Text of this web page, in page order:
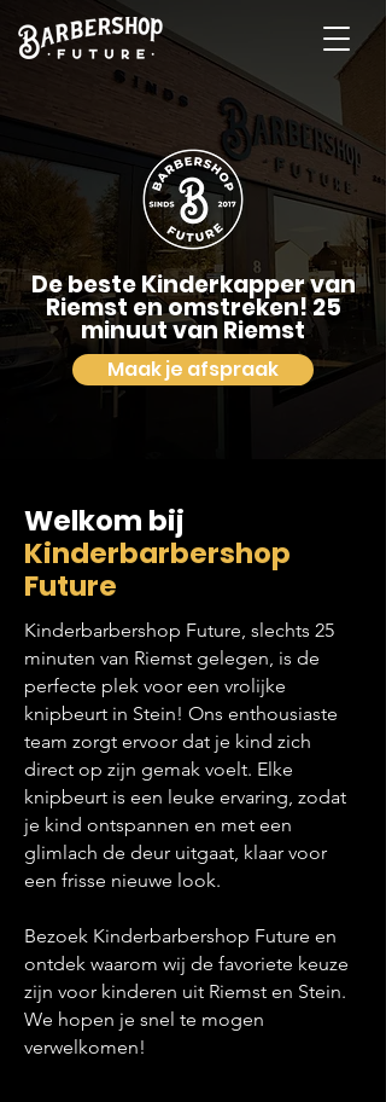
De beste Kinderkapper van
Riemst en omstreken! 25
minuut van Riemst
Maak je afspraak
Welkom bij
Kinderbarbershop
Future
Kinderbarbershop Future, slechts 25
minuten van Riemst gelegen, is de
perfecte plek voor een vrolijke
knipbeurt in Stein! Ons enthousiaste
team zorgt ervoor dat je kind zich
direct op zijn gemak voelt. Elke
knipbeurt is een leuke ervaring, zodat
je kind ontspannen en met een
glimlach de deur uitgaat, klaar voor
een frisse nieuwe look.
Bezoek Kinderbarbershop Future en
ontdek waarom wij de favoriete keuze
zijn voor kinderen uit Riemst en Stein.
We hopen je snel te mogen
verwelkomen!